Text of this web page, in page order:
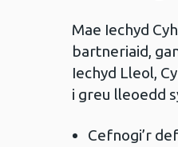
Mae Iechyd
bartneriaid,
Iechyd Lleol,
i greu lleoedd
Cefnogi’r